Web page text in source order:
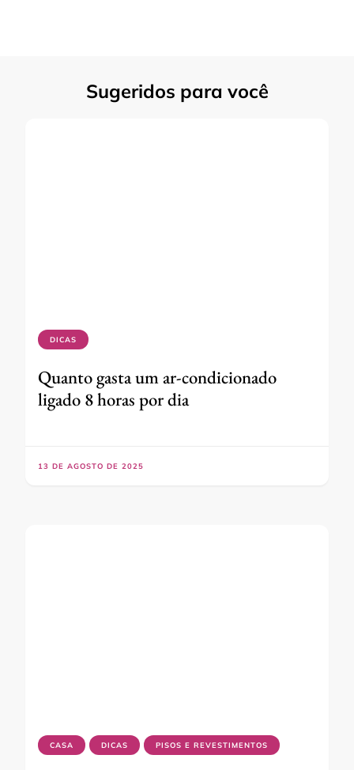
Sugeridos para você
DICAS
Quanto gasta um ar-condicionado
ligado 8 horas por dia
13 DE AGOSTO DE 2025
CASA DICAS PISOS E REVESTIMENTOS